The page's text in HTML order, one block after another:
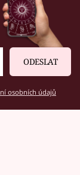
ODESLAT
osobních údajů